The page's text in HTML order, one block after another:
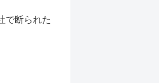
で断られた